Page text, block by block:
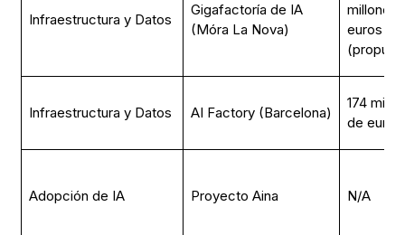
Infraestructura y Datos
Gigafactoría de IA
(Móra La Nova)
millones
euros
Infraestructura y Datos AI Factory (Barcelona)
174
de euros
Adopción de IA Proyecto Aina N/A